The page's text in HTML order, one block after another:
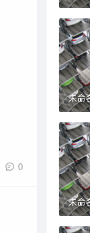
0
未命
未命